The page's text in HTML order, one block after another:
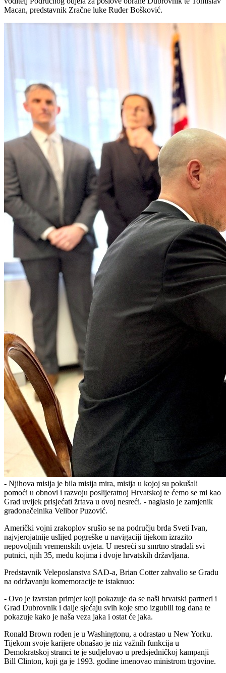
Macan, predstavnik Zračne luke Ruđer Bošković.
- Njihova misija je bila misija mira, misija u kojoj su pokušali
pomoći u obnovi i razvoju poslijeratnoj Hrvatskoj te ćemo se mi kao
Grad uvijek prisjećati žrtava u ovoj nesreći. - naglasio je zamjenik
gradonačelnika Velibor Puzović.
Američki vojni zrakoplov srušio se na području brda Sveti Ivan,
najvjerojatnije uslijed pogreške u navigaciji tijekom izrazito
nepovoljnih vremenskih uvjeta. U nesreći su smrtno stradali svi
putnici, njih 35, među kojima i dvoje hrvatskih državljana.
Predstavnik Veleposlanstva SAD-a, Brian Cotter zahvalio se Gradu
na održavanju komemoracije te istaknuo:
- Ovo je izvrstan primjer koji pokazuje da se naši hrvatski partneri i
Grad Dubrovnik i dalje sjećaju svih koje smo izgubili tog dana te
pokazuje kako je naša veza jaka i ostat će jaka.
Ronald Brown rođen je u Washingtonu, a odrastao u New Yorku.
Tijekom svoje karijere obnašao je niz važnih funkcija u
Demokratskoj stranci te je sudjelovao u predsjedničkoj kampanji
Bill Clinton, koji ga je 1993. godine imenovao ministrom trgovine.